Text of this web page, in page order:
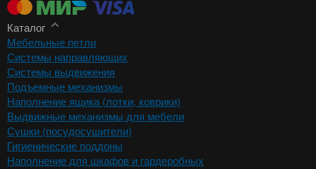
Каталог
Мебельные петли
Системы направляющих
Системы выдвижения
Подъемные механизмы
Наполнение ящика (лотки, коврики)
Выдвижные механизмы для мебели
Сушки (посудосушители)
Гигиенические поддоны
Наполнение для шкафов и гардеробных